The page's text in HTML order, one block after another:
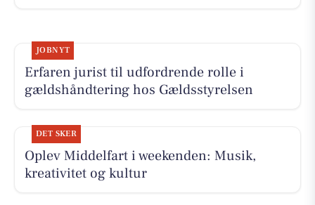
JOBNYT
Erfaren jurist til udfordrende rolle i
gældshåndtering hos Gældsstyrelsen
DET SKER
Oplev Middelfart i weekenden: Musik,
kreativitet og kultur